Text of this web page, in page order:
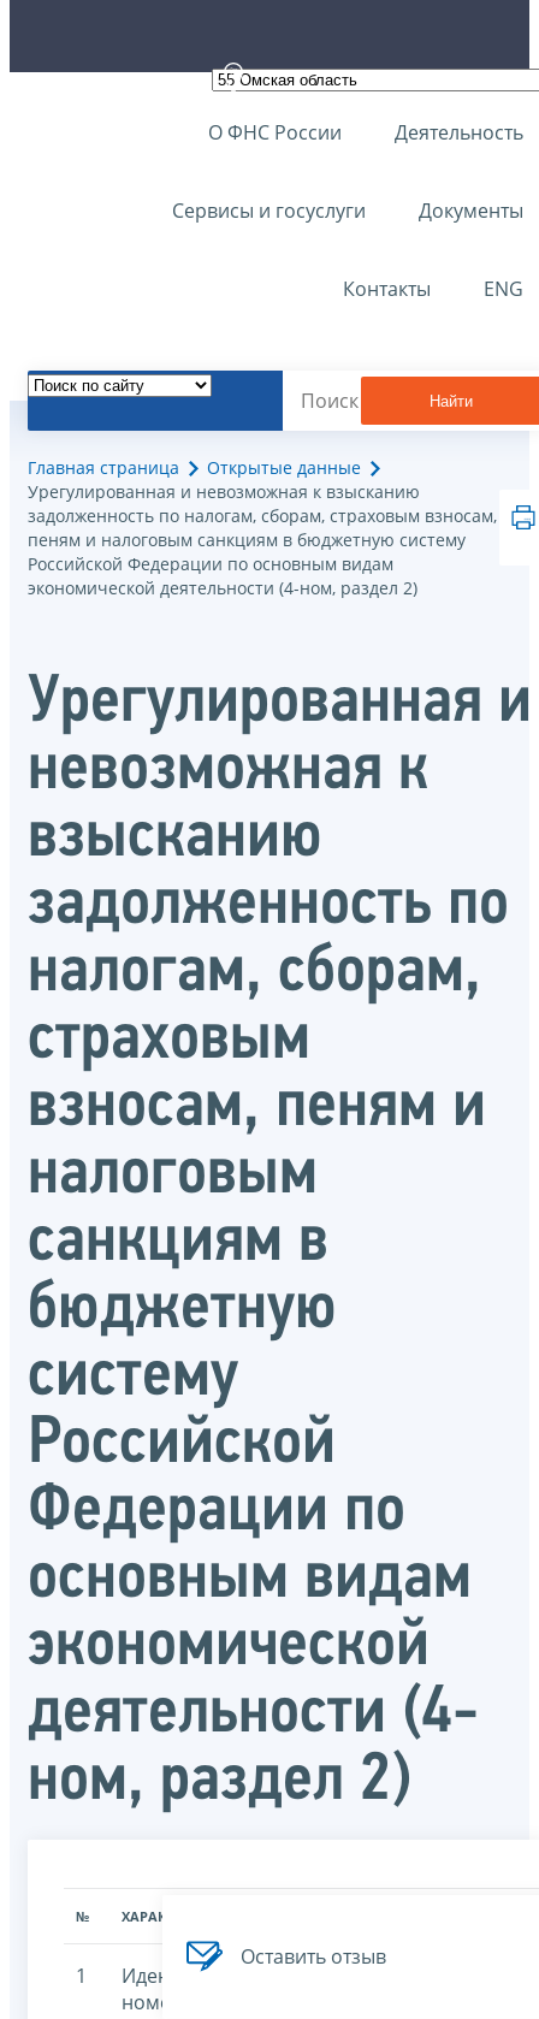
О ФНС России Деятельность
Сервисы и госуслуги Документы
Контакты ENG
Найти
Главная страница
Открытые данные
Урегулированная и невозможная к взысканию
задолженность по налогам, сборам, страховым взносам,
пеням и налоговым санкциям в бюджетную систему
Российской Федерации по основным видам
экономической деятельности (4-ном, раздел 2)
Урегулированная и
невозможная к
взысканию
задолженность по
налогам, сборам,
страховым
взносам, пеням и
налоговым
санкциям в
бюджетную
систему
Российской
Федерации по
основным видам
экономической
деятельности (4-
ном, раздел 2)
№ ХАРАКТЕРИСТИКА
1
Идентификационный
номер
Оставить отзыв